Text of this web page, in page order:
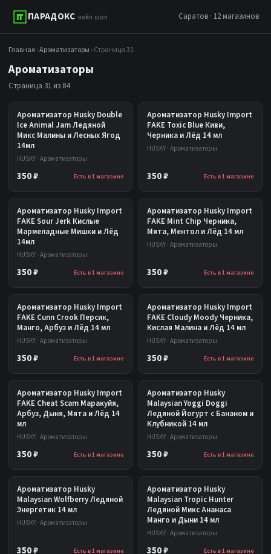
ПАРАДОКС вейп шоп Саратов · 12 магазинов
Главная ›Ароматизаторы › Страница 31
Ароматизаторы
Страница 31 из 84
Ароматизатор Husky Double
Ice Animal Jam Ледяной
Микс Малины и Лесных Ягод
14мл
HUSKY · Ароматизаторы
350 ₽ Есть в 1 магазине
Ароматизатор Husky Import
FAKE Toxic Blue Киви,
Черника и Лёд 14 мл
HUSKY · Ароматизаторы
350 ₽ Есть в 1 магазине
Ароматизатор Husky Import
FAKE Sour Jerk Кислые
Мармеладные Мишки и Лёд
14мл
HUSKY · Ароматизаторы
350 ₽ Есть в 1 магазине
Ароматизатор Husky Import
FAKE Mint Chip Черника,
Мята, Ментол и Лёд 14 мл
HUSKY · Ароматизаторы
350 ₽ Есть в 1 магазине
Ароматизатор Husky Import
FAKE Cunn Crook Персик,
Манго, Арбуз и Лёд 14 мл
HUSKY · Ароматизаторы
350 ₽ Есть в 1 магазине
Ароматизатор Husky Import
FAKE Cloudy Moody Черника,
Кислая Малина и Лёд 14 мл
HUSKY · Ароматизаторы
350 ₽ Есть в 1 магазине
Ароматизатор Husky Import
FAKE Cheat Scam Маракуйя,
Арбуз, Дыня, Мята и Лёд 14
мл
HUSKY · Ароматизаторы
350 ₽ Есть в 1 магазине
Ароматизатор Husky
Malaysian Yoggi Doggi
Ледяной Йогурт с Бананом и
Клубникой 14 мл
HUSKY · Ароматизаторы
350 ₽ Есть в 1 магазине
Ароматизатор Husky
Malaysian Wolfberry Ледяной
Энергетик 14 мл
HUSKY · Ароматизаторы
350 ₽ Есть в 1 магазине
Ароматизатор Husky
Malaysian Tropic Hunter
Ледяной Микс Ананаса
Манго и Дыни 14 мл
HUSKY · Ароматизаторы
350 ₽ Есть в 1 магазине